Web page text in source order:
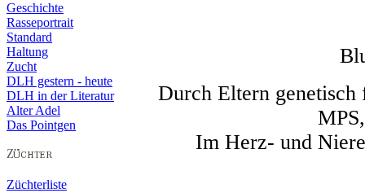
Geschichte
Rasseportrait
Standard
Haltung
Zucht
DLH gestern - heute
DLH in der Literatur
Alter Adel
Das Pointgen
Züchterliste
Durch Eltern
Im Herz- und